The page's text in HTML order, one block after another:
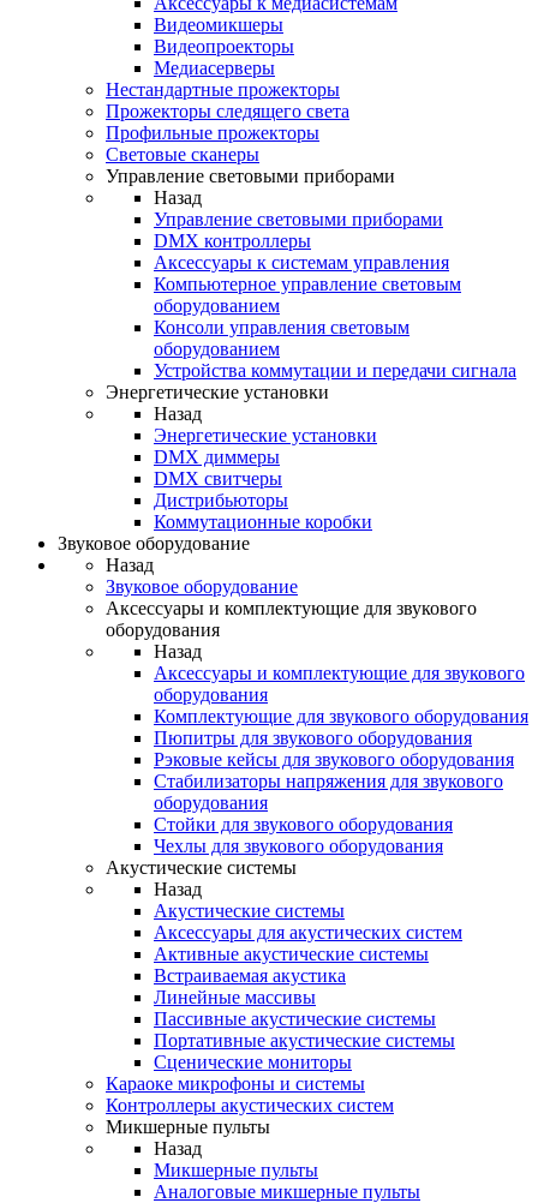
Видеомикшеры
Видеопроекторы
Медиасерверы
Нестандартные прожекторы
Прожекторы следящего света
Профильные прожекторы
Световые сканеры
Управление световыми приборами
Назад
Управление световыми приборами
DMX контроллеры
Аксессуары к системам управления
Компьютерное управление световым
оборудованием
Консоли управления световым
оборудованием
Устройства коммутации и передачи сигнала
Энергетические установки
Назад
Энергетические установки
DMX диммеры
DMX свитчеры
Дистрибьюторы
Коммутационные коробки
Звуковое оборудование
Назад
Звуковое оборудование
Аксессуары и комплектующие для звукового
оборудования
Назад
Аксессуары и комплектующие для звукового
оборудования
Комплектующие для звукового оборудования
Пюпитры для звукового оборудования
Рэковые кейсы для звукового оборудования
Стабилизаторы напряжения для звукового
оборудования
Стойки для звукового оборудования
Чехлы для звукового оборудования
Акустические системы
Назад
Акустические системы
Аксессуары для акустических систем
Активные акустические системы
Встраиваемая акустика
Линейные массивы
Пассивные акустические системы
Портативные акустические системы
Сценические мониторы
Караоке микрофоны и системы
Контроллеры акустических систем
Микшерные пульты
Назад
Микшерные пульты
Аналоговые микшерные пульты